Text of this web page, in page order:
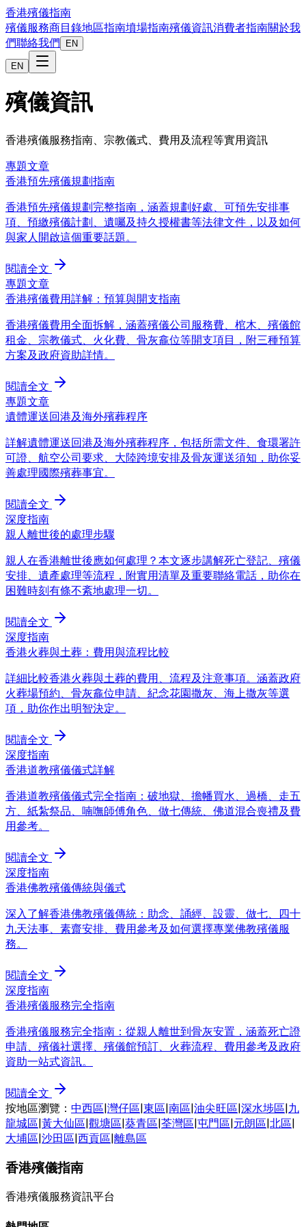
香港殯儀指南
殯儀服務商目錄地區指南墳場指南殯儀資訊消費者指南關於我
們聯絡我們 EN
EN
殯儀資訊
香港殯儀服務指南、宗教儀式、費用及流程等實用資訊
專題文章
香港預先殯儀規劃指南
香港預先殯儀規劃完整指南，涵蓋規劃好處、可預先安排事
項、預繳殯儀計劃、遺囑及持久授權書等法律文件，以及如何
與家人開啟這個重要話題。
閱讀全文
專題文章
香港殯儀費用詳解：預算與開支指南
香港殯儀費用全面拆解，涵蓋殯儀公司服務費、棺木、殯儀館
租金、宗教儀式、火化費、骨灰龕位等開支項目，附三種預算
方案及政府資助詳情。
閱讀全文
專題文章
遺體運送回港及海外殯葬程序
詳解遺體運送回港及海外殯葬程序，包括所需文件、食環署許
可證、航空公司要求、大陸跨境安排及骨灰運送須知，助你妥
善處理國際殯葬事宜。
閱讀全文
深度指南
親人離世後的處理步驟
親人在香港離世後應如何處理？本文逐步講解死亡登記、殯儀
安排、遺產處理等流程，附實用清單及重要聯絡電話，助你在
困難時刻有條不紊地處理一切。
閱讀全文
深度指南
香港火葬與土葬：費用與流程比較
詳細比較香港火葬與土葬的費用、流程及注意事項。涵蓋政府
火葬場預約、骨灰龕位申請、紀念花園撒灰、海上撒灰等選
項，助你作出明智決定。
閱讀全文
深度指南
香港道教殯儀儀式詳解
香港道教殯儀儀式完全指南：破地獄、擔幡買水、過橋、走五
方、紙紮祭品、喃嘸師傅角色、做七傳統、佛道混合喪禮及費
用參考。
閱讀全文
深度指南
香港佛教殯儀傳統與儀式
深入了解香港佛教殯儀傳統：助念、誦經、設靈、做七、四十
九天法事、素齋安排、費用參考及如何選擇專業佛教殯儀服
務。
閱讀全文
深度指南
香港殯儀服務完全指南
香港殯儀服務完全指南：從親人離世到骨灰安置，涵蓋死亡證
申請、殯儀社選擇、殯儀館預訂、火葬流程、費用參考及政府
資助一站式資訊。
閱讀全文
按地區瀏覽： 中西區|灣仔區|東區|南區|油尖旺區|深水埗區|九
龍城區|黃大仙區|觀塘區|葵青區|荃灣區|屯門區|元朗區|北區|
大埔區|沙田區|西貢區|離島區
香港殯儀指南
香港殯儀服務資訊平台